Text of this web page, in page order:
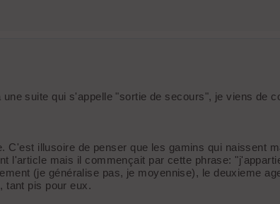
suite qui s'appelle "sortie de secours", je viens de
illusoire de penser que les gamins qui naissent
mais il commençait par cette phrase:
(je généralise pas, je moyennise), le deuxieme
tant pis pour eux.